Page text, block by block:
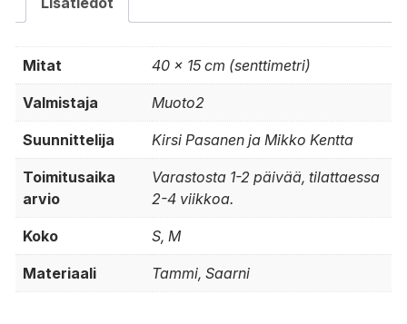
Mitat 40 × 15 cm (senttimetri)
Valmistaja Muoto2
Suunnittelija Kirsi Pasanen ja Mikko Kentta
Toimitusaika
arvio
Varastosta 1-2 päivää, tilattaessa
2-4 viikkoa.
Koko S, M
Materiaali Tammi, Saarni